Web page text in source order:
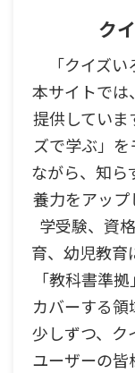
ク
「クイズ
本サイトでは
提供していま
ズで学ぶ」
ながら、知ら
養力をアップ
学受験、資
育、幼児教育
「教科書準
カバーする
少しずつ、ク
ユーザーの皆